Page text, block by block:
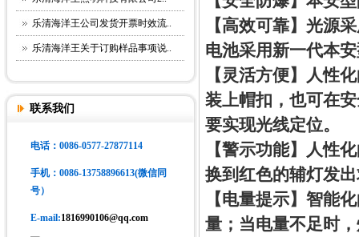
乐清海洋王公司发货开票时效流..
乐清海洋王关于订购样品事项说..
联系我们
电话：0086-0577-27877114
手机：0086-13758896613(微信同
号）
E-mail:1816990106@qq.com
【高效可靠】光源
电池采用新一代本
【灵活方便】人性
装上帽扣，也可在
要实现光线定位。
【警示功能】人性
换到红色的辅灯发
【电量提示】智能
量；当电量不足时